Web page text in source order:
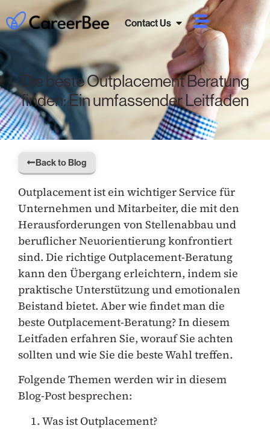
Contact Us
Die beste Outplacement Beratung
finden: Ein umfassender Leitfaden
Back to Blog
Outplacement ist ein wichtiger Service für
Unternehmen und Mitarbeiter, die mit den
Herausforderungen von Stellenabbau und
beruflicher Neuorientierung konfrontiert
sind. Die richtige Outplacement-Beratung
kann den Übergang erleichtern, indem sie
praktische Unterstützung und emotionalen
Beistand bietet. Aber wie findet man die
beste Outplacement-Beratung? In diesem
Leitfaden erfahren Sie, worauf Sie achten
sollten und wie Sie die beste Wahl treffen.
Folgende Themen werden wir in diesem
Blog-Post besprechen:
Was ist Outplacement?